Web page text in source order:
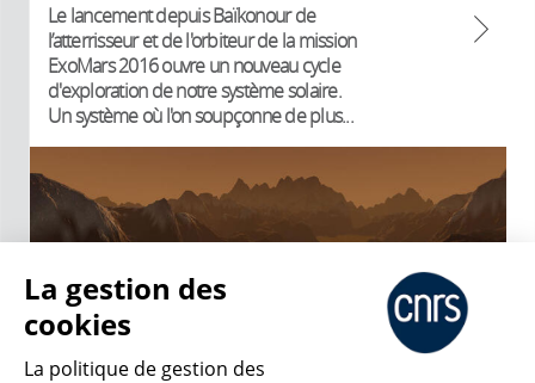
Le lancement depuis Baïkonour de
l’atterrisseur et de l'orbiteur de la mission
ExoMars 2016 ouvre un nouveau cycle
d'exploration de notre système solaire.
Un système où l'on soupçonne de plus...
La gestion des
cookies
La politique de gestion des